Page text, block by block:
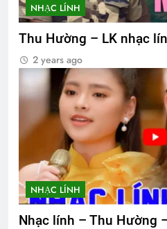
NHẠC LÍNH
Thu Hường – LK nhạc
2 years ago
NHẠC LÍNH
Nhạc lính – Thu Hường